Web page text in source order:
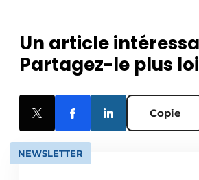
Un article
Partagez-le plus
Copie
NEWSLETTER